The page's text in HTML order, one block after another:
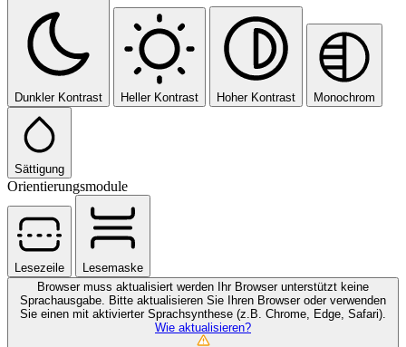
Dunkler Kontrast Heller Kontrast Hoher Kontrast Monochrom
Sättigung
Orientierungsmodule
Lesezeile
Lesemaske
Browser muss aktualisiert werden
Ihr Browser unterstützt keine
Sprachausgabe. Bitte aktualisieren Sie Ihren Browser oder verwenden
Sie einen mit aktivierter Sprachsynthese (z.B. Chrome, Edge, Safari).
Wie aktualisieren?